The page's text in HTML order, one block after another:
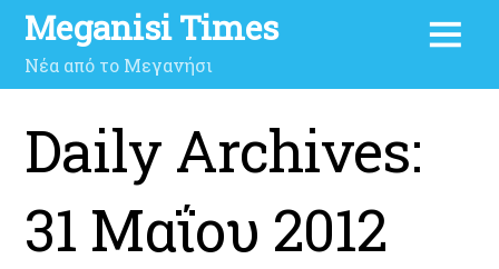
Meganisi Times
Νέα από το Μεγανήσι
Daily Archives:
31 Μαΐου 2012